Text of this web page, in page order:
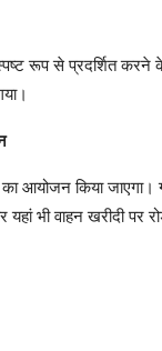
रूप से प्रदर्शित
आयोजन किया जाएगा।
भी वाहन खरीदी पर